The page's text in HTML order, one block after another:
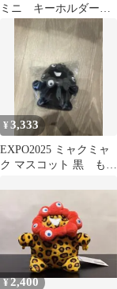
ミニ キーホルダー
EXPO 2025
¥3,333
EXPO2025 ミャクミャ
ク マスコット 黒 もっ
¥2,400